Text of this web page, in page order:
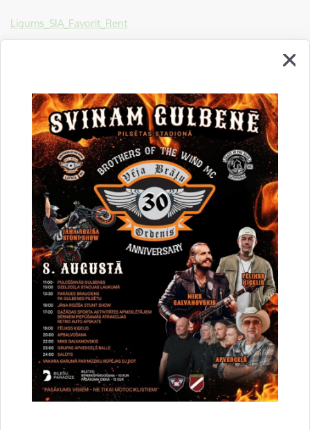
Ligums_SIA_Favorit_Rent
Drukāt lapu
Dalīties
Vai šī informācija bija noderīga?
Sniegt atsauksmi